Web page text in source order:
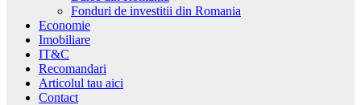
Fonduri de investitii din Romania
Economie
Imobiliare
IT&C
Recomandari
Articolul tau aici
Contact